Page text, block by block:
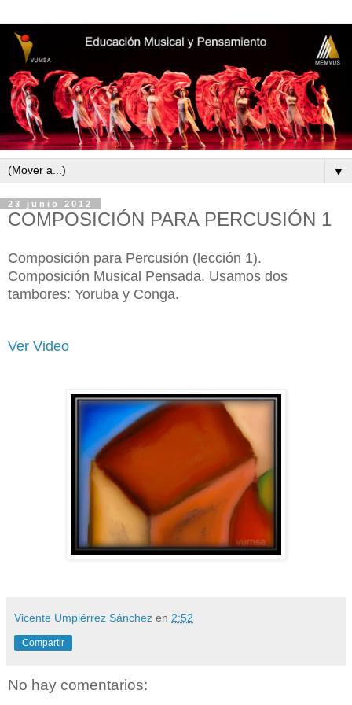
▼
23 junio 2012
COMPOSICIÓN PARA PERCUSIÓN 1
Composición para Percusión (lección 1).
Composición Musical Pensada. Usamos dos
tambores: Yoruba y Conga.
Ver Video
Vicente Umpiérrez Sánchez en 2:52
Compartir
No hay comentarios: